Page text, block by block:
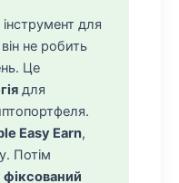
для
не робить
Це
для
Easy Earn,
Потім
фіксований